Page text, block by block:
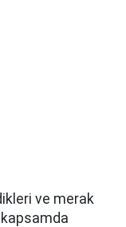
ve merak